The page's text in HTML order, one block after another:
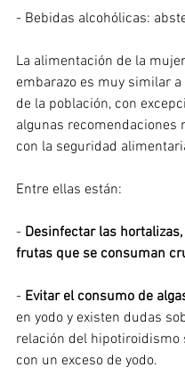
- Bebidas alcohólicas:
La alimentación de la
embarazo es muy similar
de la población, con
algunas recomendaciones
con la seguridad
Entre ellas están:
- Desinfectar las
frutas que se consuman
- Evitar el consumo de
en yodo y existen dudas
relación del hipotiroidismo
con un exceso de yodo.